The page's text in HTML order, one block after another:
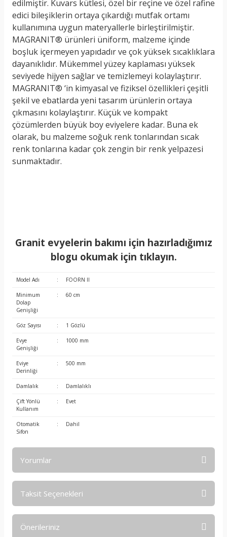
edilmiştir. Kuvars kütlesi, özel bir reçine ve özel rafine
edici bileşiklerin ortaya çıkardığı mutfak ortamı
kullanımına uygun materyallerle birleştirilmiştir.
MAGRANIT® ürünleri üniform, malzeme içinde
boşluk içermeyen yapıdadır ve çok yüksek sıcaklıklara
dayanıklıdır. Mükemmel yüzey kaplaması yüksek
seviyede hijyen sağlar ve temizlemeyi kolaylaştırır.
MAGRANIT® ‘in kimyasal ve fiziksel özellikleri çeşitli
şekil ve ebatlarda yeni tasarım ürünlerin ortaya
çıkmasını kolaylaştırır. Küçük ve kompakt
çözümlerden büyük boy eviyelere kadar. Buna ek
olarak, bu malzeme soğuk renk tonlarından sıcak
renk tonlarına kadar çok zengin bir renk yelpazesi
sunmaktadır.
Granit evyelerin bakımı için hazırladığımız
blogu okumak için tıklayın.
Model Adı : FOORN II
Minimum
Dolap
Genişliği
: 60 cm
Göz Sayısı : 1 Gözlü
Evye
Genişliği
: 1000 mm
Eviye
Derinliği
: 500 mm
Damlalık : Damlalıklı
Çift Yönlü
Kullanım
: Evet
Otomatik
Sifon
: Dahil
Yorumlar
Taksit Seçenekleri
Önerileriniz